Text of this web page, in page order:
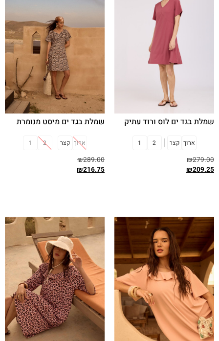
שמלת בגד ים לוס ורוד עתיק
ארוך קצר 2
1
₪279.00
₪209.25
שמלת בגד ים מיסט מנומרת
ארוך קצר 2
1
₪289.00
₪216.75